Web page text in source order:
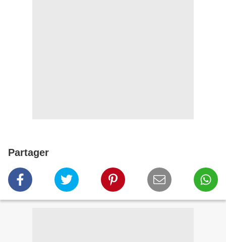
Partager